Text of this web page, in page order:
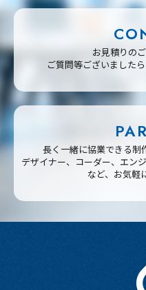
お見積りの
ご質問等ございました
長く一緒に協業できる制
デザイナー、コーダー、エン
など、お気軽